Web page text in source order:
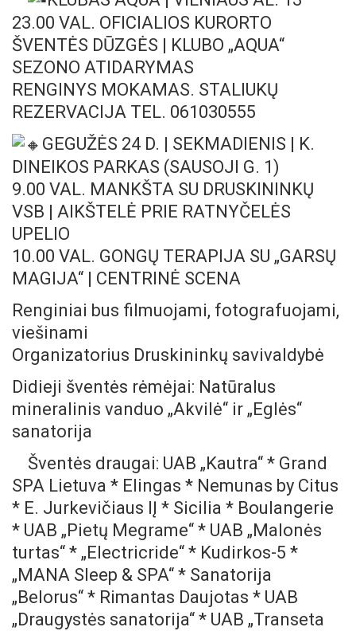
23.00 VAL. OFICIALIOS KURORTO
ŠVENTĖS DŪZGĖS | KLUBO „AQUA“
SEZONO ATIDARYMAS
RENGINYS MOKAMAS. STALIUKŲ
REZERVACIJA TEL. 061030555
GEGUŽĖS 24 D. | SEKMADIENIS | K.
DINEIKOS PARKAS (SAUSOJI G. 1)
9.00 VAL. MANKŠTA SU DRUSKININKŲ
VSB | AIKŠTELĖ PRIE RATNYČELĖS
UPELIO
10.00 VAL. GONGŲ TERAPIJA SU „GARSŲ
MAGIJA“ | CENTRINĖ SCENA
Renginiai bus filmuojami, fotografuojami,
viešinami
Organizatorius Druskininkų savivaldybė
Didieji šventės rėmėjai: Natūralus
mineralinis vanduo „Akvilė“ ir „Eglės“
sanatorija
Šventės draugai: UAB „Kautra“ * Grand
SPA Lietuva * Elingas * Nemunas by Citus
* E. Jurkevičiaus IĮ * Sicilia * Boulangerie
* UAB „Pietų Megrame“ * UAB „Malonės
turtas“ * „Electricride“ * Kudirkos-5 *
„MANA Sleep & SPA“ * Sanatorija
„Belorus“ * Rimantas Daujotas * UAB
„Draugystės sanatorija“ * UAB „Transeta